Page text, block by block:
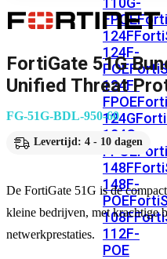
FPOE
124F
124F-
POE
124F-
FPOE
124G
124G-
FPOE
148F
148F-
POE
108F
112F-
POE
FortiGate 51G
Unified Threat
FG-51G-BDL-950-60
Levertijd: 4 - 10 dagen
De FortiGate 51G is de
kleine bedrijven, met krachtige
netwerkprestaties.